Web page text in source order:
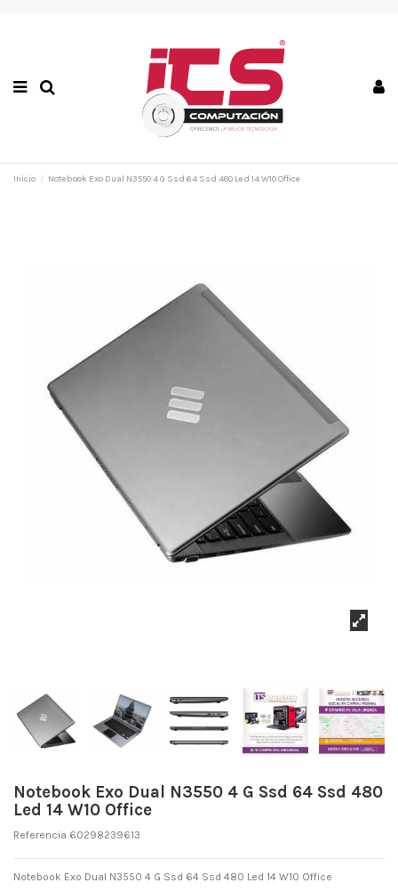
Inicio Notebook Exo Dual N3550 4 G Ssd 64 Ssd 480 Led 14 W10 Office
Notebook Exo Dual N3550 4 G Ssd 64 Ssd 480
Led 14 W10 Office
Referencia 60298239613
Notebook Exo Dual N3550 4 G Ssd 64 Ssd 480 Led 14 W10 Office